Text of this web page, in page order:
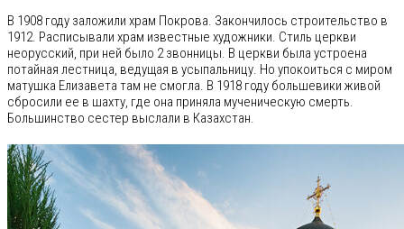
В 1908 году заложили храм Покрова. Закончилось строительство в
1912. Расписывали храм известные художники. Стиль церкви
неорусский, при ней было 2 звонницы. В церкви была устроена
потайная лестница, ведущая в усыпальницу. Но упокоиться с миром
матушка Елизавета там не смогла. В 1918 году большевики живой
сбросили ее в шахту, где она приняла мученическую смерть.
Большинство сестер выслали в Казахстан.